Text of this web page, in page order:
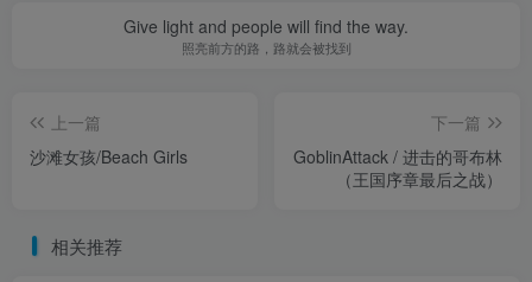
Give light and people will find the way.
照亮前方的路，路就会被找到
上一篇
沙滩女孩/Beach Girls
下一篇
GoblinAttack / 进击的哥布林
（王国序章最后之战）
相关推荐